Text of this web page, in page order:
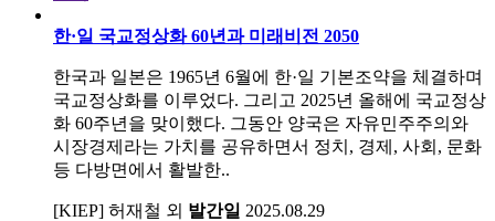
한·일 국교정상화 60년과 미래비전 2050
한국과 일본은 1965년 6월에 한·일 기본조약을 체결하며
국교정상화를 이루었다. 그리고 2025년 올해에 국교정상
화 60주년을 맞이했다. 그동안 양국은 자유민주주의와
시장경제라는 가치를 공유하면서 정치, 경제, 사회, 문화
등 다방면에서 활발한..
[KIEP] 허재철 외 발간일 2025.08.29